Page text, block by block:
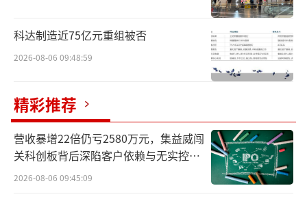
值得注意的是，游客爆料的相关水乐园多
为知名品牌，例如玛雅、方特、长隆、宋城旗
科达制造近75亿元重组被否
2026-08-06 09:48:59
精彩推荐
营收暴增22倍仍亏2580万元，集益威闯
关科创板背后深陷客户依赖与无实控人
困局
2026-08-06 09:45:09